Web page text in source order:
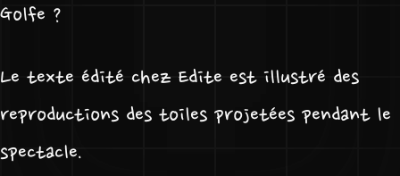
Golfe ?
Le texte édité chez Edite est illustré des
reproductions des toiles projetées pendant le
spectacle.